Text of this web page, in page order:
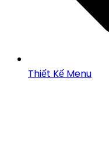
Thiết Kế Menu